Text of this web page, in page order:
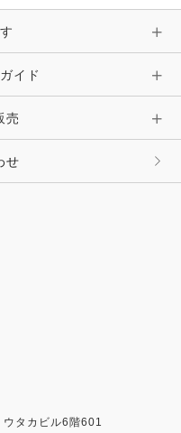
ップ
イド
売
せ
タカビル6階601